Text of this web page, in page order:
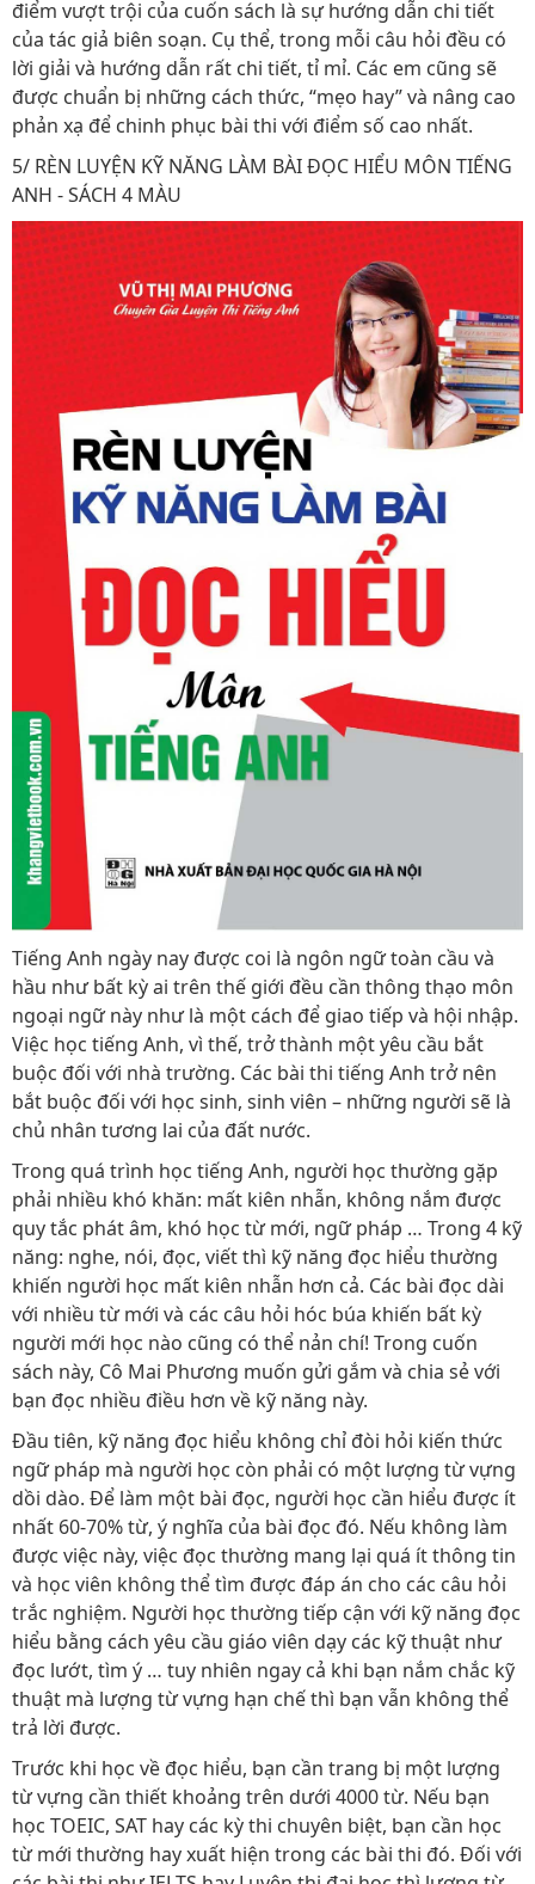
điểm vượt trội của cuốn sách là sự hướng dẫn chi tiết
của tác giả biên soạn. Cụ thể, trong mỗi câu hỏi đều có
lời giải và hướng dẫn rất chi tiết, tỉ mỉ. Các em cũng sẽ
được chuẩn bị những cách thức, “mẹo hay” và nâng cao
phản xạ để chinh phục bài thi với điểm số cao nhất.
5/ RÈN LUYỆN KỸ NĂNG LÀM BÀI ĐỌC HIỂU MÔN TIẾNG
ANH - SÁCH 4 MÀU
Tiếng Anh ngày nay được coi là ngôn ngữ toàn cầu và
hầu như bất kỳ ai trên thế giới đều cần thông thạo môn
ngoại ngữ này như là một cách để giao tiếp và hội nhập.
Việc học tiếng Anh, vì thế, trở thành một yêu cầu bắt
buộc đối với nhà trường. Các bài thi tiếng Anh trở nên
bắt buộc đối với học sinh, sinh viên – những người sẽ là
chủ nhân tương lai của đất nước.
Trong quá trình học tiếng Anh, người học thường gặp
phải nhiều khó khăn: mất kiên nhẫn, không nắm được
quy tắc phát âm, khó học từ mới, ngữ pháp … Trong 4 kỹ
năng: nghe, nói, đọc, viết thì kỹ năng đọc hiểu thường
khiến người học mất kiên nhẫn hơn cả. Các bài đọc dài
với nhiều từ mới và các câu hỏi hóc búa khiến bất kỳ
người mới học nào cũng có thể nản chí! Trong cuốn
sách này, Cô Mai Phương muốn gửi gắm và chia sẻ với
bạn đọc nhiều điều hơn về kỹ năng này.
Đầu tiên, kỹ năng đọc hiểu không chỉ đòi hỏi kiến thức
ngữ pháp mà người học còn phải có một lượng từ vựng
dồi dào. Để làm một bài đọc, người học cần hiểu được ít
nhất 60-70% từ, ý nghĩa của bài đọc đó. Nếu không làm
được việc này, việc đọc thường mang lại quá ít thông tin
và học viên không thể tìm được đáp án cho các câu hỏi
trắc nghiệm. Người học thường tiếp cận với kỹ năng đọc
hiểu bằng cách yêu cầu giáo viên dạy các kỹ thuật như
đọc lướt, tìm ý … tuy nhiên ngay cả khi bạn nắm chắc kỹ
thuật mà lượng từ vựng hạn chế thì bạn vẫn không thể
trả lời được.
Trước khi học về đọc hiểu, bạn cần trang bị một lượng
từ vựng cần thiết khoảng trên dưới 4000 từ. Nếu bạn
học TOEIC, SAT hay các kỳ thi chuyên biệt, bạn cần học
từ mới thường hay xuất hiện trong các bài thi đó. Đối với